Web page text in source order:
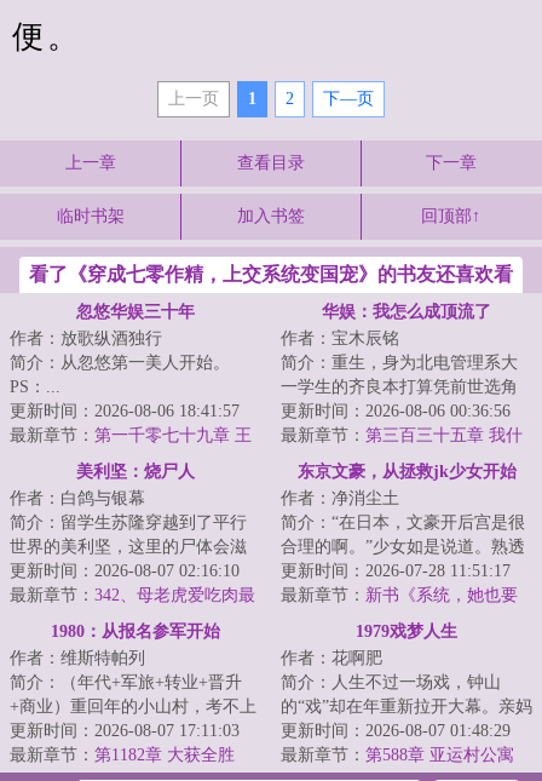
便。
上一页 1 2 下—页
上一章 查看目录 下一章
临时书架 加入书签 回顶部↑
看了《穿成七零作精，上交系统变国宠》的书友还喜欢看
忽悠华娱三十年
作者：放歌纵酒独行
简介：从忽悠第一美人开始。
PS：...
更新时间：2026-08-06 18:41:57
最新章节： 第一千零七十九章 王
玉文来袭？《大象席地而坐》
华娱：我怎么成顶流了
作者：宝木辰铭
简介：重生，身为北电管理系大
一学生的齐良本打算凭前世选角
导演的经验，积攒人脉资本重操
旧业。没想到进...
更新时间：2026-08-06 00:36:56
最新章节： 第三百三十五章 我什
么东西啊我去催人家
美利坚：烧尸人
作者：白鸽与银幕
简介：留学生苏隆穿越到了平行
世界的美利坚，这里的尸体会滋
生诡异生物，而他则是一名联邦
烧尸工，专门负...
更新时间：2026-08-07 02:16:10
最新章节： 342、母老虎爱吃肉最
东京文豪，从拯救jk少女开始
作者：净消尘土
简介：“在日本，文豪开后宫是很
合理的啊。”少女如是说道。熟透
的邻家太太，强势的御姐编辑，
知性的美女...
更新时间：2026-07-28 11:51:17
最新章节： 新书《系统，她也要
当我的狗吗？》
1980：从报名参军开始
作者：维斯特帕列
简介：（年代+军旅+转业+晋升
+商业）重回年的小山村，考不上
大学，做不了生意，想要跳出农
门，似乎只有报...
更新时间：2026-08-07 17:11:03
最新章节： 第1182章 大获全胜
1979戏梦人生
作者：花啊肥
简介：人生不过一场戏，钟山
的“戏”却在年重新拉开大幕。亲妈
葬礼天崩开局，窝囊亲爹千里认
亲，村花有情...
更新时间：2026-08-07 01:48:29
最新章节： 第588章 亚运村公寓